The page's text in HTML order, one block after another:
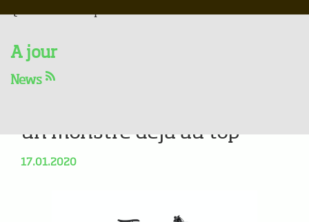
A jour
News
Nouveauté 2020 : Le
Mondraker Crafty R -
un monstre déjà au top
17.01.2020